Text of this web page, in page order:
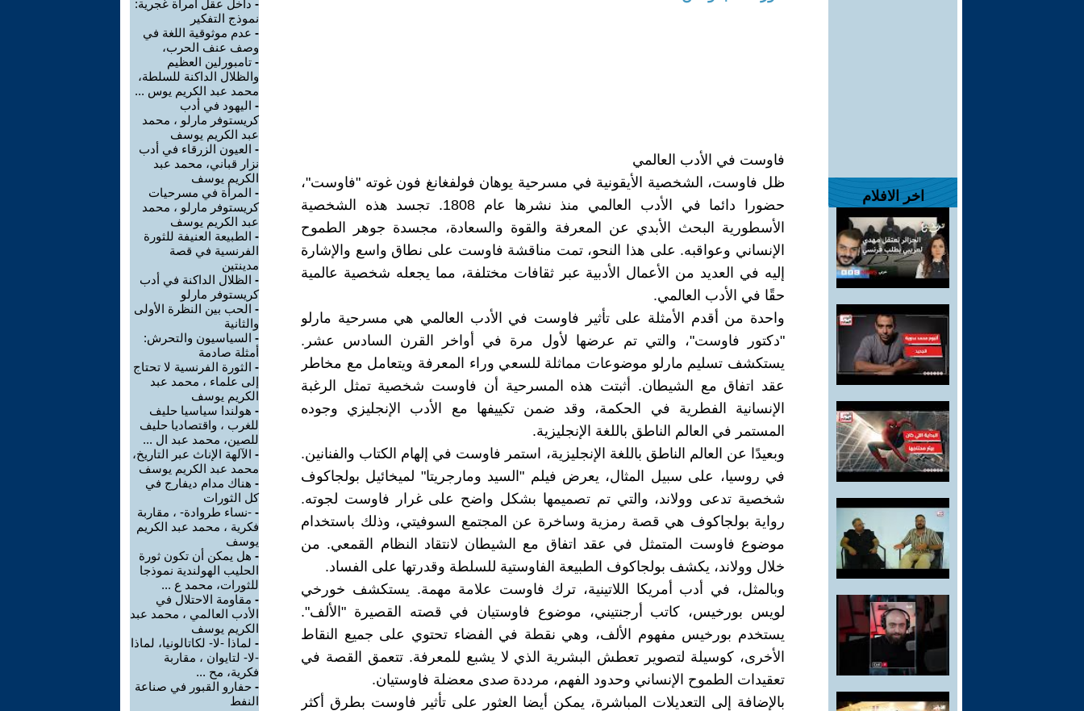
اخر الافلام
فاوست في الأدب العالمي
ظل فاوست، الشخصية الأيقونية في مسرحية يوهان فولفغانغ فون غوته "فاوست"،
حضورا دائما في الأدب العالمي منذ نشرها عام 1808. تجسد هذه الشخصية
الأسطورية البحث الأبدي عن المعرفة والقوة والسعادة، مجسدة جوهر الطموح
الإنساني وعواقبه. على هذا النحو، تمت مناقشة فاوست على نطاق واسع والإشارة
إليه في العديد من الأعمال الأدبية عبر ثقافات مختلفة، مما يجعله شخصية عالمية
حقًا في الأدب العالمي.
واحدة من أقدم الأمثلة على تأثير فاوست في الأدب العالمي هي مسرحية مارلو
"دكتور فاوست"، والتي تم عرضها لأول مرة في أواخر القرن السادس عشر.
يستكشف تسليم مارلو موضوعات مماثلة للسعي وراء المعرفة ويتعامل مع مخاطر
عقد اتفاق مع الشيطان. أثبتت هذه المسرحية أن فاوست شخصية تمثل الرغبة
الإنسانية الفطرية في الحكمة، وقد ضمن تكييفها مع الأدب الإنجليزي وجوده
المستمر في العالم الناطق باللغة الإنجليزية.
وبعيدًا عن العالم الناطق باللغة الإنجليزية، استمر فاوست في إلهام الكتاب والفنانين.
في روسيا، على سبيل المثال، يعرض فيلم "السيد ومارجريتا" لميخائيل بولجاكوف
شخصية تدعى وولاند، والتي تم تصميمها بشكل واضح على غرار فاوست لجوته.
رواية بولجاكوف هي قصة رمزية وساخرة عن المجتمع السوفيتي، وذلك باستخدام
موضوع فاوست المتمثل في عقد اتفاق مع الشيطان لانتقاد النظام القمعي. من
خلال وولاند، يكشف بولجاكوف الطبيعة الفاوستية للسلطة وقدرتها على الفساد.
وبالمثل، في أدب أمريكا اللاتينية، ترك فاوست علامة مهمة. يستكشف خورخي
لويس بورخيس، كاتب أرجنتيني، موضوع فاوستيان في قصته القصيرة "الألف".
يستخدم بورخيس مفهوم الألف، وهي نقطة في الفضاء تحتوي على جميع النقاط
الأخرى، كوسيلة لتصوير تعطش البشرية الذي لا يشبع للمعرفة. تتعمق القصة في
تعقيدات الطموح الإنساني وحدود الفهم، مرددة صدى معضلة فاوستيان.
بالإضافة إلى التعديلات المباشرة، يمكن أيضا العثور على تأثير فاوست بطرق أكثر
- داخل عقل امرأة غجرية:
نموذج التفكير
- عدم موثوقية اللغة في
وصف عنف الحرب،
- تامبورلين العظيم
والظلال الداكنة للسلطة،
محمد عبد الكريم يوس ...
- اليهود في أدب
كريستوفر مارلو ، محمد
عبد الكريم يوسف
- العيون الزرقاء في أدب
نزار قباني، محمد عبد
الكريم يوسف
- المرأة في مسرحيات
كريستوفر مارلو ، محمد
عبد الكريم يوسف
- الطبيعة العنيفة للثورة
الفرنسية في قصة
مدينتين
- الظلال الداكنة في أدب
كريستوفر مارلو
- الحب بين النظرة الأولى
والثانية
- السياسيون والتحرش:
أمثلة صادمة
- الثورة الفرنسية لا تحتاج
إلى علماء ، محمد عبد
الكريم يوسف
- هولندا سياسيا حليف
للغرب ، واقتصاديا حليف
للصين، محمد عبد ال ...
- الآلهة الإناث عبر التاريخ،
محمد عبد الكريم يوسف
- هناك مدام ديفارج في
كل الثورات
- -نساء طروادة- ، مقاربة
فكرية ، محمد عبد الكريم
يوسف
- هل يمكن أن تكون ثورة
الحليب الهولندية نموذجا
للثورات، محمد ع ...
- مقاومة الاحتلال في
الأدب العالمي ، محمد عبد
الكريم يوسف
- لماذا -لا- لكاتالونيا، لماذا
-لا- لتايوان ، مقاربة
فكرية، مح ...
- حفارو القبور في صناعة
النفط